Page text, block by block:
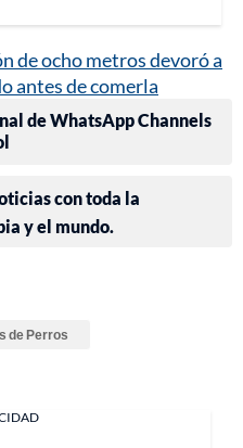
de ocho metros devoró a
antes de comerla
de WhatsApp Channels
con toda la
y el mundo.
de Perros